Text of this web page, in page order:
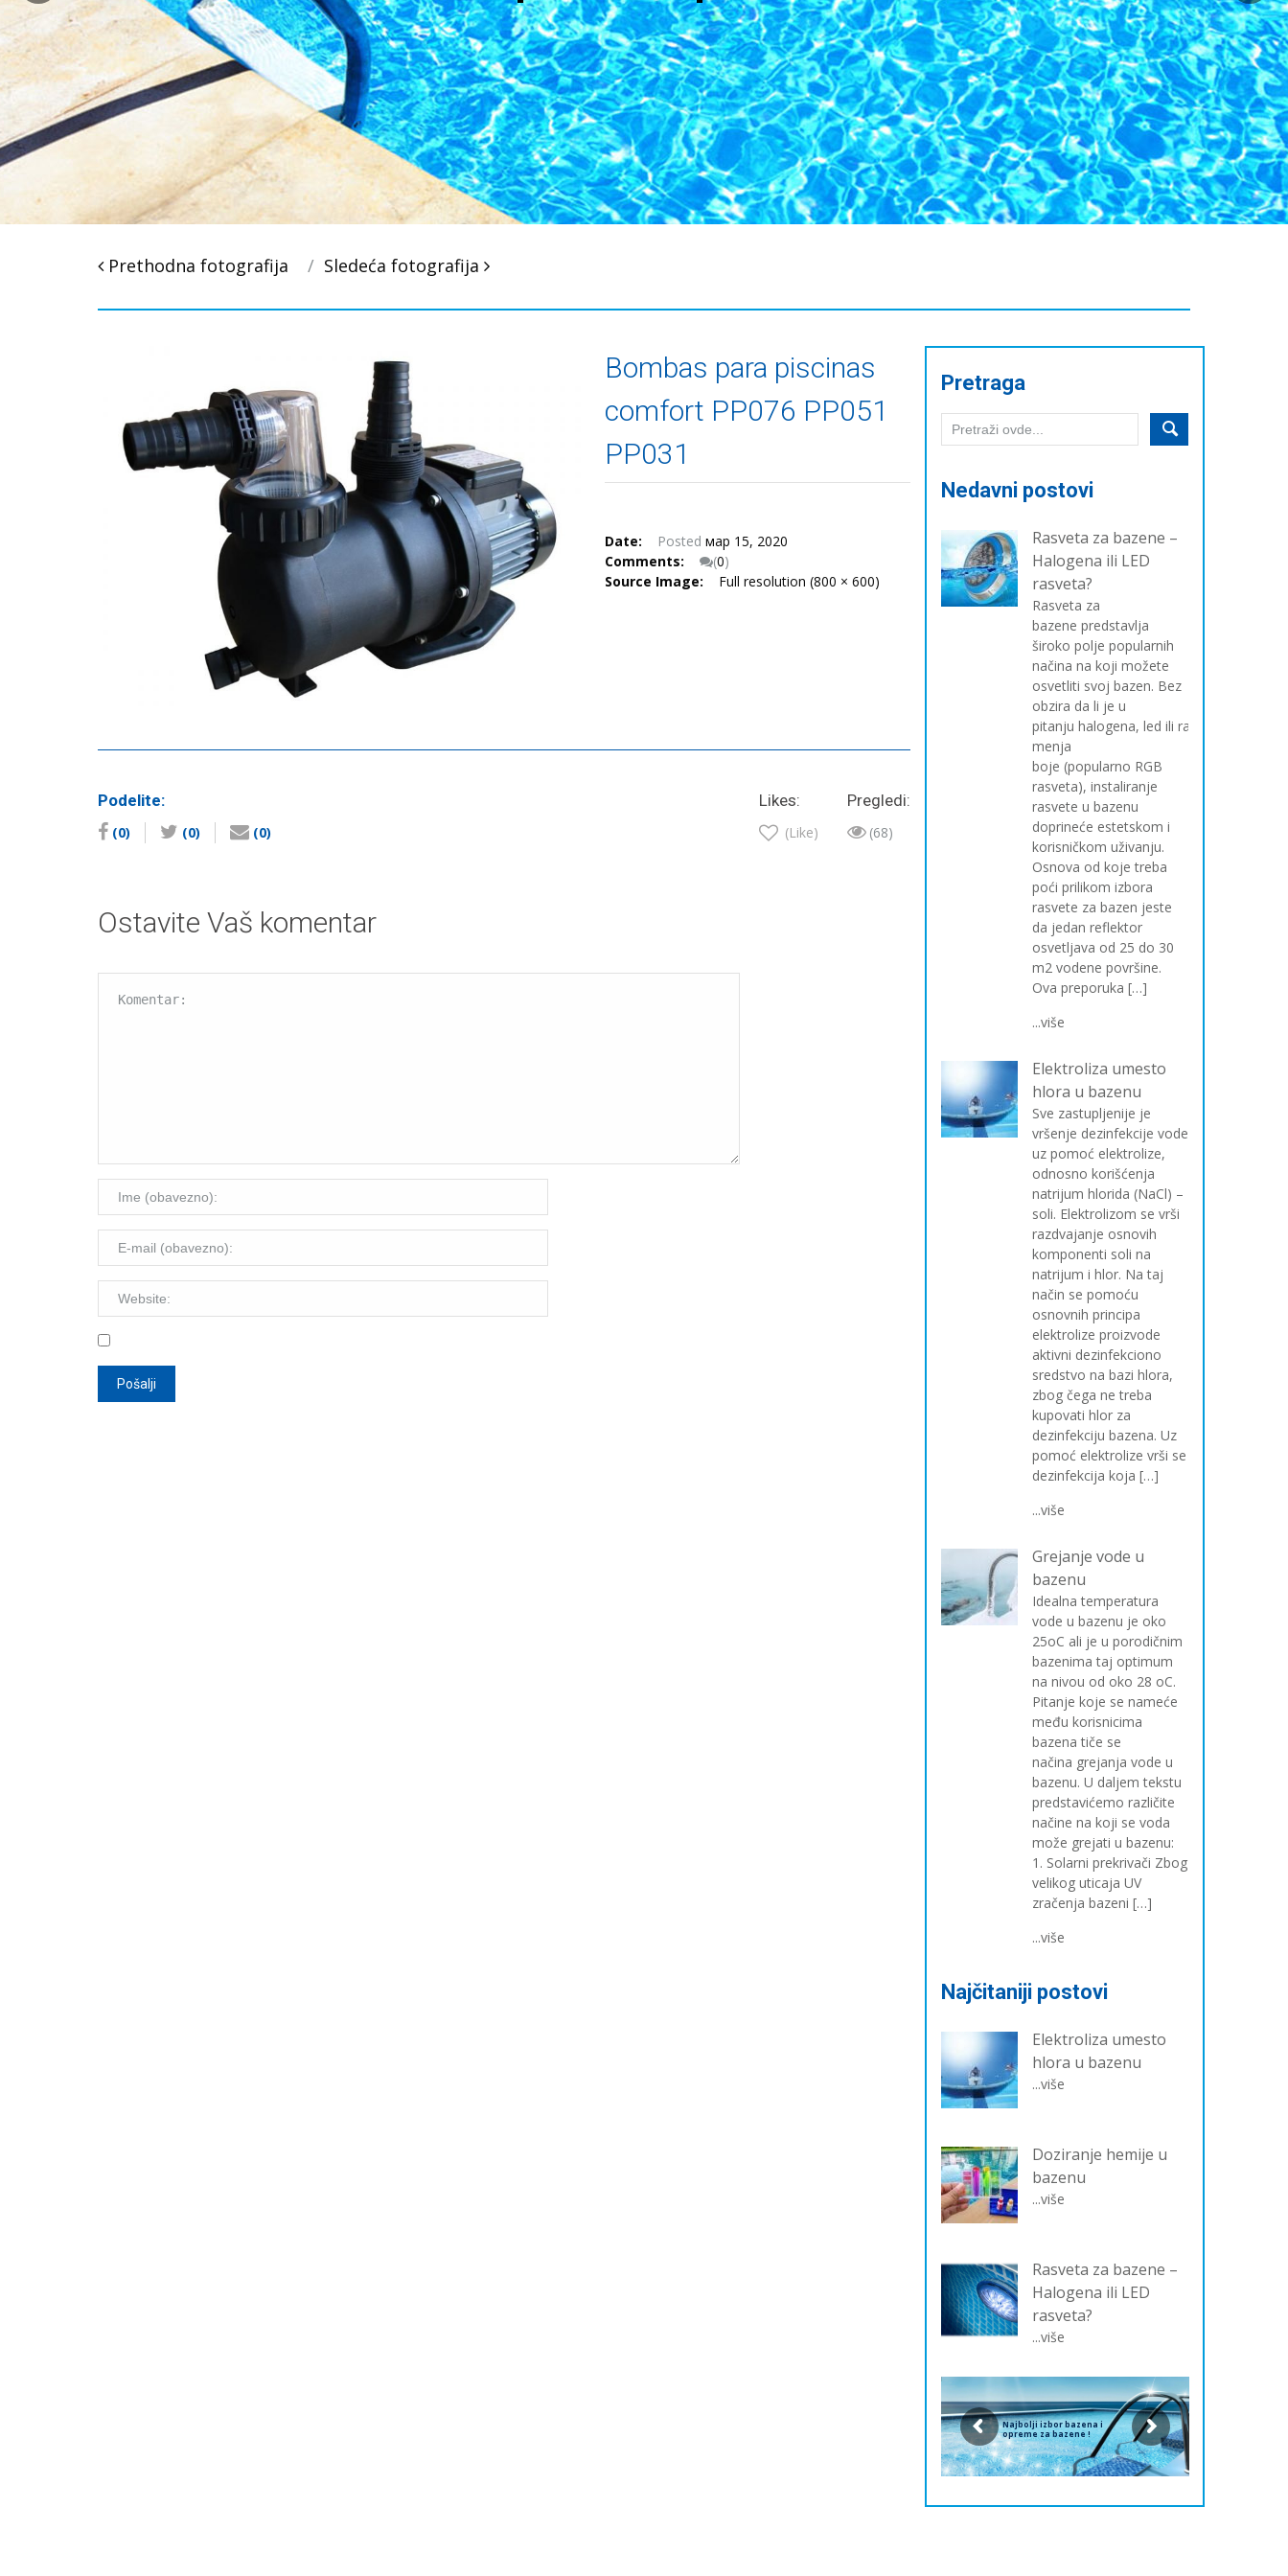
Post
Prethodna fotografija Sledeća fotografija
Bombas para piscinas
comfort PP076 PP051
PP031
Date: Posted мар 15, 2020
Comments:
(0)
Source Image:
Full resolution (800 × 600)
Podelite:
(0) (0) (0)
Pregledi:
(68)
Likes:
(Like)
Ostavite Vaš komentar
Pretraga
Nedavni postovi
Rasveta za bazene –
Halogena ili LED
rasveta?
Rasveta za
bazene predstavlja
široko polje popularnih
načina na koji možete
osvetliti svoj bazen. Bez
obzira da li je u
pitanju halogena, led ili rasveta koja
menja
boje (popularno RGB
rasveta), instaliranje
rasvete u bazenu
doprineće estetskom i
korisničkom uživanju.
Osnova od koje treba
poći prilikom izbora
rasvete za bazen jeste
da jedan reflektor
osvetljava od 25 do 30
m2 vodene površine.
Ova preporuka […]
...više
Elektroliza umesto
hlora u bazenu
Sve zastupljenije je
vršenje dezinfekcije vode
uz pomoć elektrolize,
odnosno korišćenja
natrijum hlorida (NaCl) –
soli. Elektrolizom se vrši
razdvajanje osnovih
komponenti soli na
natrijum i hlor. Na taj
način se pomoću
osnovnih principa
elektrolize proizvode
aktivni dezinfekciono
sredstvo na bazi hlora,
zbog čega ne treba
kupovati hlor za
dezinfekciju bazena. Uz
pomoć elektrolize vrši se
dezinfekcija koja […]
...više
Grejanje vode u
bazenu
Idealna temperatura
vode u bazenu je oko
25oC ali je u porodičnim
bazenima taj optimum
na nivou od oko 28 oC.
Pitanje koje se nameće
među korisnicima
bazena tiče se
načina grejanja vode u
bazenu. U daljem tekstu
predstavićemo različite
načine na koji se voda
može grejati u bazenu:
1. Solarni prekrivači Zbog
velikog uticaja UV
zračenja bazeni […]
...više
Najčitaniji postovi
Elektroliza umesto
hlora u bazenu
...više
Doziranje hemije u
bazenu
...više
Rasveta za bazene –
Halogena ili LED
rasveta?
...više
Najbolji izbor bazena i
opreme za bazene !